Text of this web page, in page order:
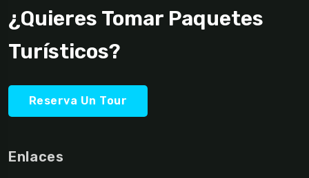
¿Quieres Tomar Paquetes
Turísticos?
Reserva Un Tour
Enlaces